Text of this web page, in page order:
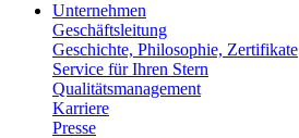
Unternehmen
Geschäftsleitung
Geschichte, Philosophie, Zertifikate
Service für Ihren Stern
Qualitätsmanagement
Karriere
Presse